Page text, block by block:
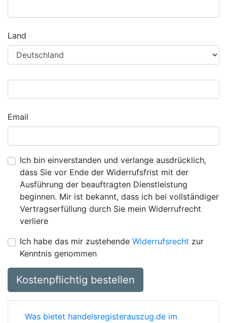
Land
Email
Ich bin einverstanden und verlange ausdrücklich,
dass Sie vor Ende der Widerrufsfrist mit der
Ausführung der beauftragten Dienstleistung
beginnen. Mir ist bekannt, dass ich bei vollständiger
Vertragserfüllung durch Sie mein Widerrufrecht
verliere
Ich habe das mir zustehende Widerrufsrecht zur
Kenntnis genommen
Kostenpflichtig bestellen
Was bietet handelsregisterauszug.de im